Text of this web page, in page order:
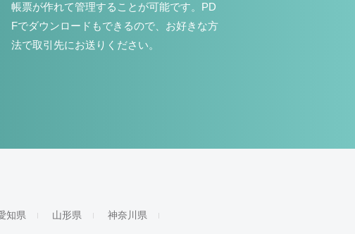
帳票が作れて管理することが可能です。PD
Fでダウンロードもできるので、お好きな方
法で取引先にお送りください。
知県 山形県 神奈川県